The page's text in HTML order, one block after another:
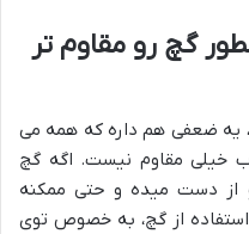
گچ رو مقاوم تر
یه ضعفی هم داره که همه می
خیلی مقاوم نیست. اگه گچ
دست میده و حتی ممکنه
از گچ، به خصوص توی